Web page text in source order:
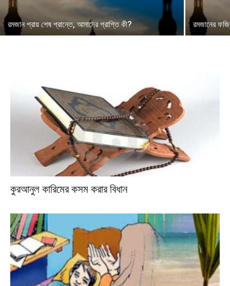
রমজান প্রায় শেষ প্রান্তে, আমাদের প্রাপ্তি কী? রমজানের
কুরআনুল কারিমের কসম করার বিধান